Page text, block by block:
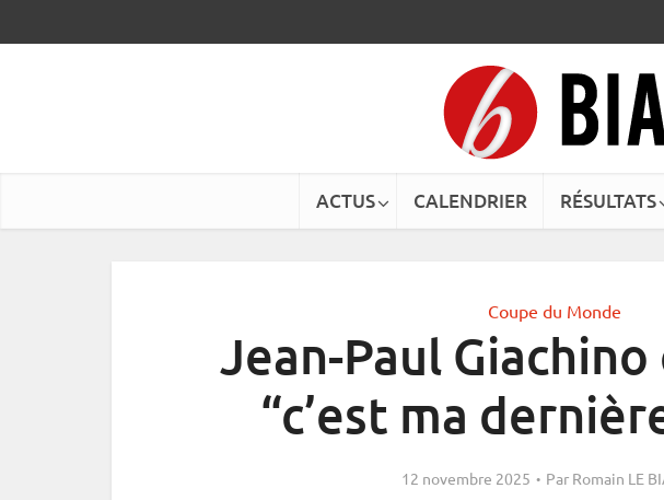
ACTUS CALENDRIER RÉSULTATS
Coupe du Monde
Jean-Paul
“c’est ma
12 novembre 2025 Par Romain LE